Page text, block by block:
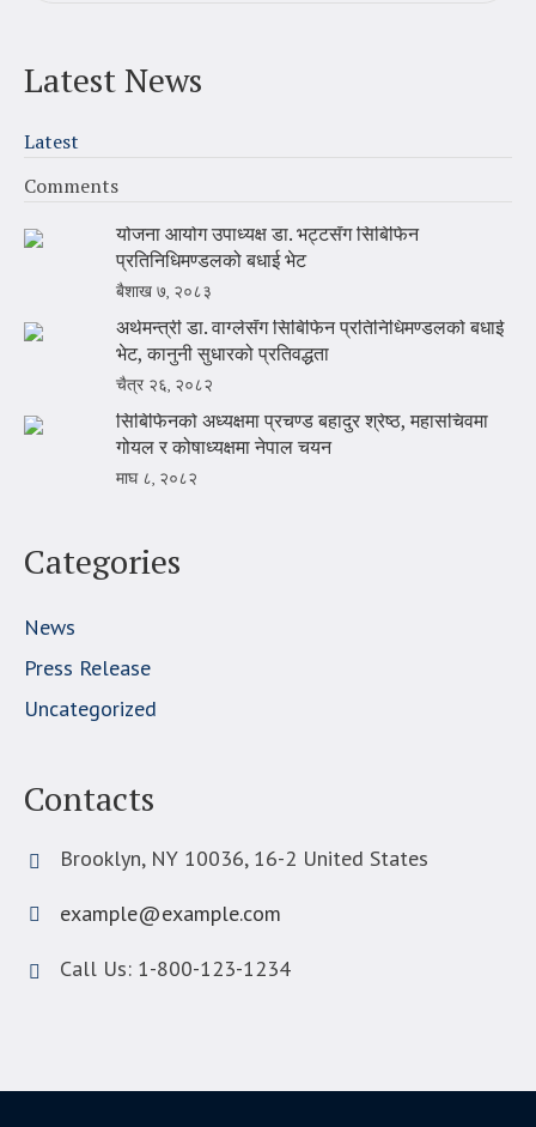
Latest News
Latest
Comments
योजना आयोग उपाध्यक्ष डा. भट्टसँग सिबिफिन
प्रतिनिधिमण्डलको बधाई भेट
बैशाख ७, २०८३
अर्थमन्त्री डा. वाग्लेसँग सिबिफिन प्रतिनिधिमण्डलको बधाई
भेट, कानुनी सुधारको प्रतिवद्धता
चैत्र २६, २०८२
सिबिफिनको अध्यक्षमा प्रचण्ड बहादुर श्रेष्ठ, महासचिवमा
गोयल र कोषाध्यक्षमा नेपाल चयन
माघ ८, २०८२
Categories
News
Press Release
Uncategorized
Contacts
Brooklyn, NY 10036, 16-2 United States
example@example.com
Call Us: 1-800-123-1234